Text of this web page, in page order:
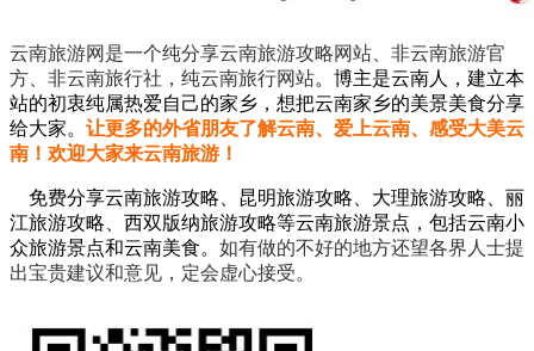
云南旅游网是一个纯分享云南旅游攻略网站、非云南旅游官
方、非云南旅行社，纯云南旅行网站。 博主是云南人，建立本
站的初衷纯属热爱自己的家乡，想把云南家乡的美景美食分享
给大家。 让更多的外省朋友了解云南、爱上云南、感受大美云
南！欢迎大家来云南旅游！
免费分享云南旅游攻略、昆明旅游攻略、大理旅游攻略、丽
江旅游攻略、西双版纳旅游攻略等云南旅游景点，包括云南小
众旅游景点和云南美食。 如有做的不好的地方还望各界人士提
出宝贵建议和意见，定会虚心接受。